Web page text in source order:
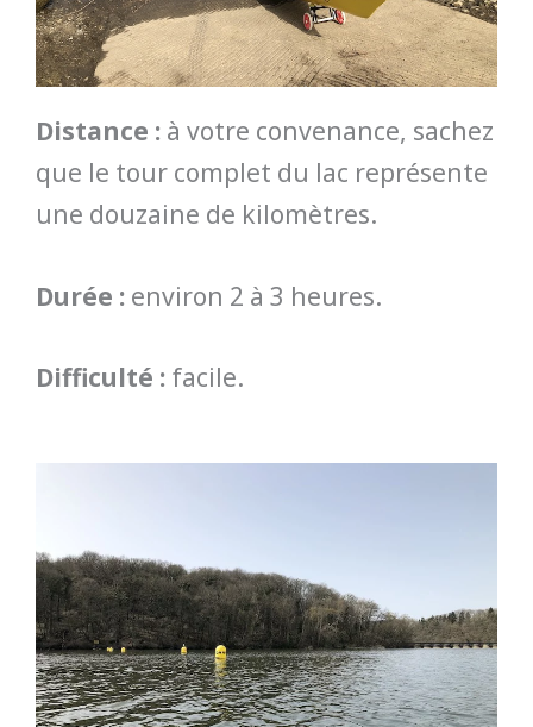
Distance : à votre convenance, sachez
que le tour complet du lac représente
une douzaine de kilomètres.
Durée : environ 2 à 3 heures.
Difficulté : facile.